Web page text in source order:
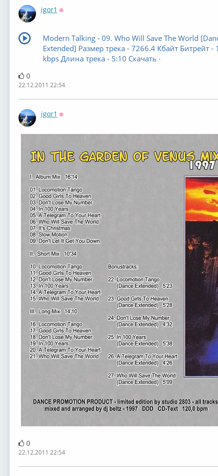
igor1
Modern Talking - 09. Who Will Save The World
Extended] Размер трека - 7266.4 Кбайт Битрейт -
kbps Длина трека - 5:10 Скачать ·
0
22.12.2011 22:54
igor1
0
22.12.2011 22:54